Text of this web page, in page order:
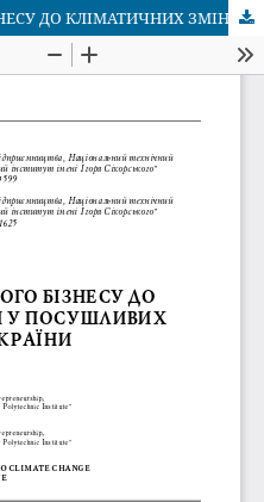
АДАПТАЦІЯ АГРАРНОГО БІЗНЕСУ ДО КЛІМАТИЧНИХ ЗМІН У ПОСУШЛИВИХ РЕГІОНАХ ПІВДНЯ УКРАЇНИ